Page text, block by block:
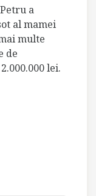
a
al mamei
multe
de
lei.